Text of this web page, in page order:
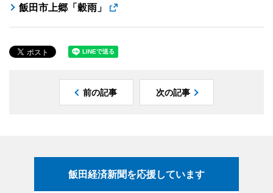
飯田市上郷「穀雨」
前の記事 次の記事
飯田経済新聞を応援しています